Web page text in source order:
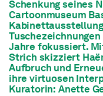
Schenkung seines
Cartoonmuseum
Jahre fokussiert.
Strich skizziert
Aufbruch und
ihre virtuosen
Kuratorin: Anette